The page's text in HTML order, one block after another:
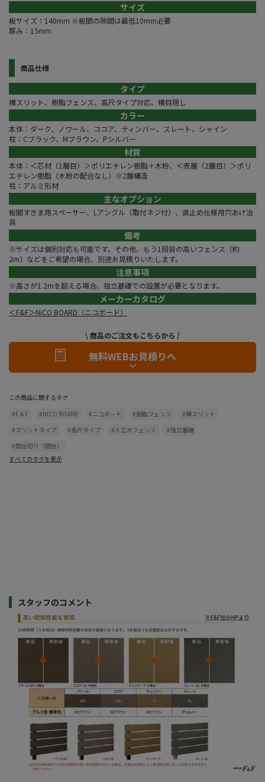
サイズ
板サイズ：140mm ※板間の隙間は最低10mm必要
厚み：15mm
商品仕様
タイプ
横スリット、樹脂フェンス、高尺タイプ対応、横目隠し
カラー
本体：ダーク、ノワール、ココア、ティンバー、スレート、シャイン
柱：Cブラック、Mブラウン、Pシルバー
材質
本体：＜芯材（1層目）＞ポリエチレン樹脂＋木粉、＜表層（2層目）＞ポリ
エチレン樹脂（木粉の配合なし）※2層構造
柱：アルミ形材
主なオプション
板間すきま用スペーサー、Lアングル（取付ネジ付）、直止め仕様用穴あけ治
具
備考
※サイズは個別対応も可能です。その他、もう1段背の高いフェンス（約
2m）などをご希望の場合、別途お見積りいたします。
注意事項
※高さが1.2mを超える場合、独立基礎での設置が必要となります。
メーカーカタログ
＜F&F＞NiCO BOARD（ニコボード）
\ 商品のご注文もこちらから /
無料WEBお見積りへ
この商品に関するタグ
#F＆F
#NICO BOARD #ニコボード #樹脂フェンス
#横スリット
#スリットタイプ
#高尺タイプ #人工木フェンス
#独立基礎
#間仕切り（間柱）
すべてのタグを表示
スタッフのコメント